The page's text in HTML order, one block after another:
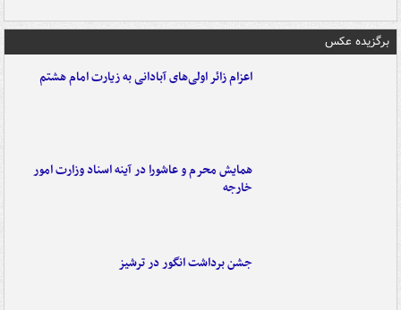
برگزیده عکس
اعزام زائر اولی‌های آبادانی به زیارت امام هشتم
همایش محرم و عاشورا در آینه اسناد وزارت امور
خارجه
جشن برداشت انگور در ترشیز